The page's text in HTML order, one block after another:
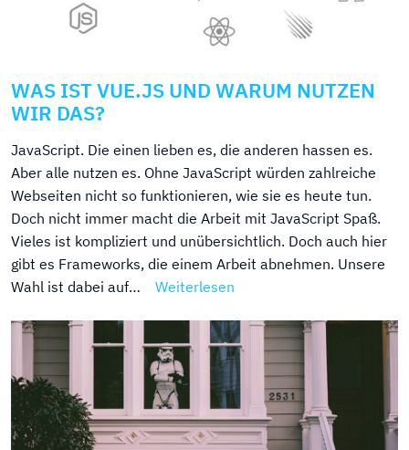
WAS IST VUE.JS UND WARUM NUTZEN
WIR DAS?
JavaScript. Die einen lieben es, die anderen hassen es.
Aber alle nutzen es. Ohne JavaScript würden zahlreiche
Webseiten nicht so funktionieren, wie sie es heute tun.
Doch nicht immer macht die Arbeit mit JavaScript Spaß.
Vieles ist kompliziert und unübersichtlich. Doch auch hier
gibt es Frameworks, die einem Arbeit abnehmen. Unsere
Wahl ist dabei auf…
Weiterlesen